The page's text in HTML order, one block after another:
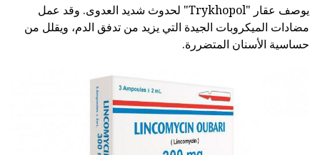
يوصف عقار "Trykhopol" لحدوث شديد العدوى. وقد عمل
مضادات الميكروبات الجيدة التي يزيد من تدفق الدم، ويقلل من
حساسية الأسنان المتضررة.